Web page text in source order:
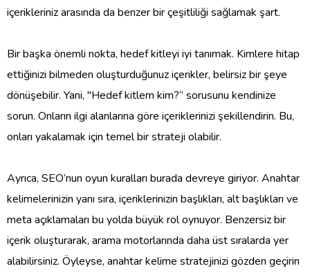
içerikleriniz arasında da benzer bir çeşitliliği sağlamak şart.
Bir başka önemli nokta, hedef kitleyi iyi tanımak. Kimlere hitap
ettiğinizi bilmeden oluşturduğunuz içerikler, belirsiz bir şeye
dönüşebilir. Yani, "Hedef kitlem kim?” sorusunu kendinize
sorun. Onların ilgi alanlarına göre içeriklerinizi şekillendirin. Bu,
onları yakalamak için temel bir strateji olabilir.
Ayrıca, SEO’nun oyun kuralları burada devreye giriyor. Anahtar
kelimelerinizin yanı sıra, içeriklerinizin başlıkları, alt başlıkları ve
meta açıklamaları bu yolda büyük rol oynuyor. Benzersiz bir
içerik oluşturarak, arama motorlarında daha üst sıralarda yer
alabilirsiniz. Öyleyse, anahtar kelime stratejinizi gözden geçirin